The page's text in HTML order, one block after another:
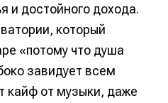
и достойного дохода.
который
«потому что душа
завидует всем
кайф от музыки, даже